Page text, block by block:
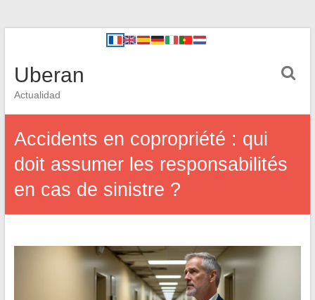
Uberan
Actualidad
Accidents en copropriété : qui
doit assumer les responsabilités
en cas de sinistre ?